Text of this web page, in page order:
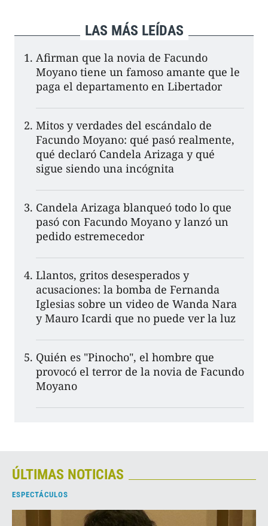
LAS MÁS LEÍDAS
Afirman que la novia de Facundo
Moyano tiene un famoso amante que le
paga el departamento en Libertador
Mitos y verdades del escándalo de
Facundo Moyano: qué pasó realmente,
qué declaró Candela Arizaga y qué
sigue siendo una incógnita
Candela Arizaga blanqueó todo lo que
pasó con Facundo Moyano y lanzó un
pedido estremecedor
Llantos, gritos desesperados y
acusaciones: la bomba de Fernanda
Iglesias sobre un video de Wanda Nara
y Mauro Icardi que no puede ver la luz
Quién es "Pinocho", el hombre que
provocó el terror de la novia de Facundo
Moyano
ÚLTIMAS NOTICIAS
ESPECTÁCULOS